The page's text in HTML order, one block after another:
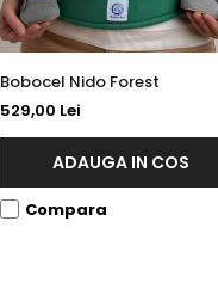
Bobocel Nido Forest
529,00 Lei
ADAUGA IN COS
Compara